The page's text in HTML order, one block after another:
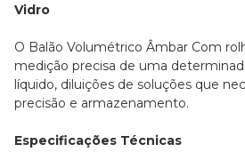
Vidro
O Balão Volumétrico Âmbar Com
medição precisa de uma
líquido, diluições de soluções que
precisão e armazenamento.
Especificações Técnicas